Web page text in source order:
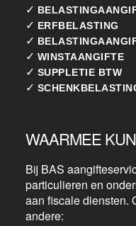
✓
✓ ERFBELASTING
✓
✓ WINSTAANGIFTE
✓ SUPPLETIE BTW
✓
WAARMEE
Bij BAS
particulieren en
aan fiscale diensten.
andere: